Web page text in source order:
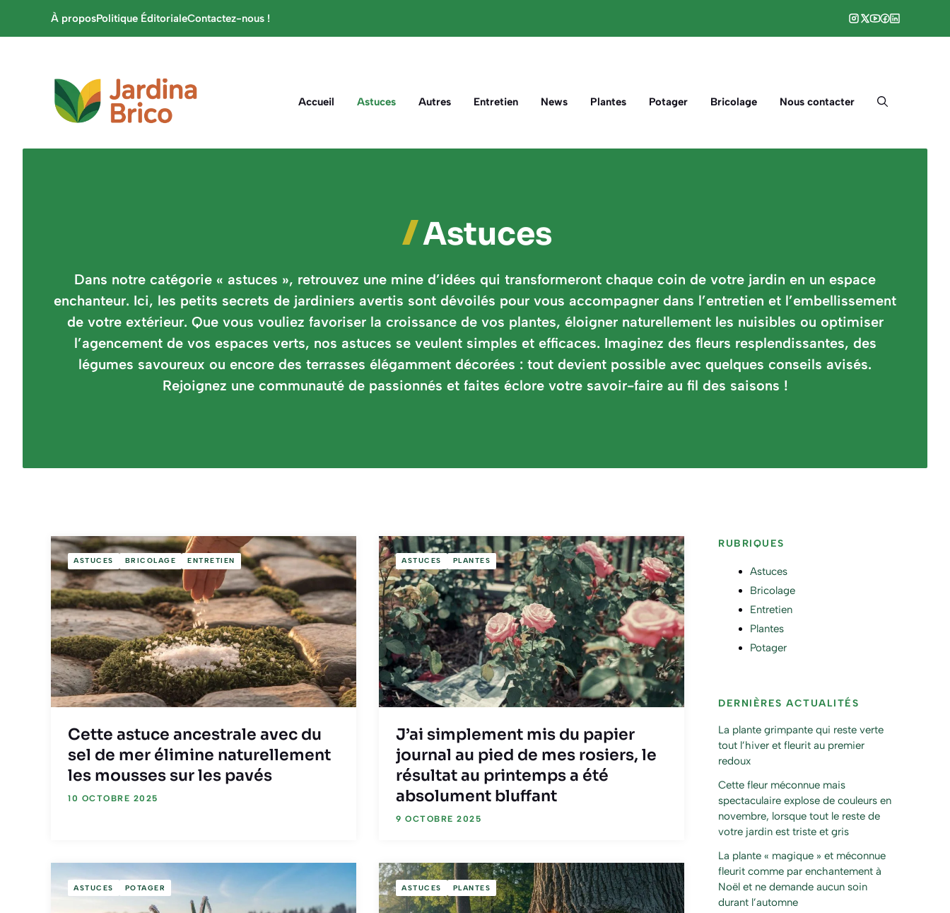
À proposPolitique ÉditorialeContactez-nous !
Accueil Astuces Autres Entretien News Plantes Potager Bricolage Nous contacter
Astuces
Dans notre catégorie « astuces », retrouvez une mine d’idées qui transformeront chaque coin de votre jardin en un espace
enchanteur. Ici, les petits secrets de jardiniers avertis sont dévoilés pour vous accompagner dans l’entretien et l’embellissement
de votre extérieur. Que vous vouliez favoriser la croissance de vos plantes, éloigner naturellement les nuisibles ou optimiser
l’agencement de vos espaces verts, nos astuces se veulent simples et efficaces. Imaginez des fleurs resplendissantes, des
légumes savoureux ou encore des terrasses élégamment décorées : tout devient possible avec quelques conseils avisés.
Rejoignez une communauté de passionnés et faites éclore votre savoir-faire au fil des saisons !
ASTUCES BRICOLAGE ENTRETIEN
Cette astuce ancestrale avec du
sel de mer élimine naturellement
les mousses sur les pavés
10 OCTOBRE 2025
ASTUCES PLANTES
J’ai simplement mis du papier
journal au pied de mes rosiers, le
résultat au printemps a été
absolument bluffant
9 OCTOBRE 2025
ASTUCES POTAGER ASTUCES PLANTES
RUBRIQUES
Astuces
Bricolage
Entretien
Plantes
Potager
DERNIÈRES ACTUALITÉS
La plante grimpante qui reste verte
tout l’hiver et fleurit au premier
redoux
Cette fleur méconnue mais
spectaculaire explose de couleurs en
novembre, lorsque tout le reste de
votre jardin est triste et gris
La plante « magique » et méconnue
fleurit comme par enchantement à
Noël et ne demande aucun soin
durant l’automne